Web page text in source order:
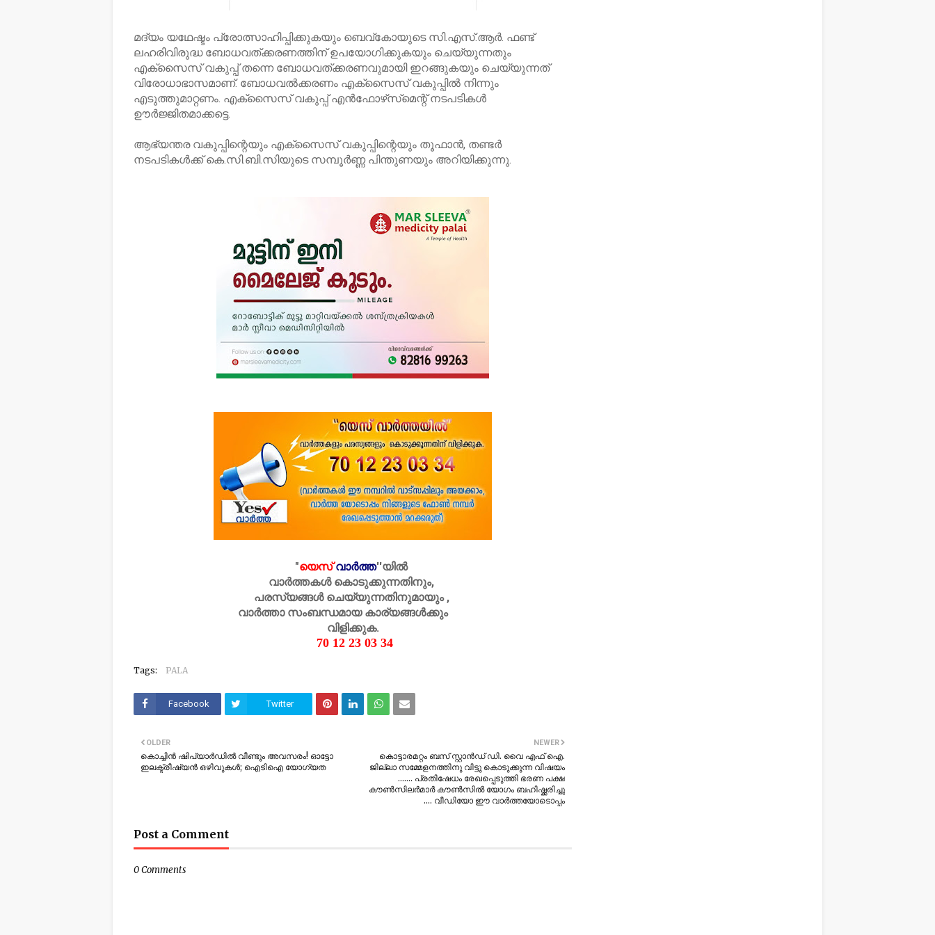
മദ്യം യഥേഷ്ടം പ്രോത്സാഹിപ്പിക്കുകയും ബെവ്‌കോയുടെ സി.എസ്.ആര്‍. ഫണ്ട്
ലഹരിവിരുദ്ധ ബോധവത്ക്കരണത്തിന് ഉപയോഗിക്കുകയും ചെയ്യുന്നതും
എക്‌സൈസ് വകുപ്പ് തന്നെ ബോധവത്ക്കരണവുമായി ഇറങ്ങുകയും ചെയ്യുന്നത്
വിരോധാഭാസമാണ്. ബോധവല്‍ക്കരണം എക്‌സൈസ് വകുപ്പില്‍ നിന്നും
എടുത്തുമാറ്റണം. എക്‌സൈസ് വകുപ്പ് എന്‍ഫോഴ്‌സ്‌മെന്റ് നടപടികള്‍
ഊര്‍ജ്ജിതമാക്കട്ടെ.
ആഭ്യന്തര വകുപ്പിന്റെയും എക്‌സൈസ് വകുപ്പിന്റെയും തൂഫാന്‍, തണ്ടര്‍
നടപടികള്‍ക്ക് കെ.സി.ബി.സിയുടെ സമ്പൂര്‍ണ്ണ പിന്തുണയും അറിയിക്കുന്നു.
"യെസ് വാർത്ത''യിൽ
വാർത്തകൾ കൊടുക്കുന്നതിനും,
പരസ്യങ്ങൾ ചെയ്യുന്നതിനുമായും ,
വാർത്താ സംബന്ധമായ കാര്യങ്ങൾക്കും
വിളിക്കുക.
70 12 23 03 34
Tags: PALA
Facebook Twitter
NEWER
കൊട്ടാരമറ്റം ബസ് സ്റ്റാൻഡ് ഡി. വൈ എഫ് ഐ.
ജില്ലാ സമ്മേളനത്തിനു വിട്ടു കൊടുക്കുന്ന വിഷയം
....... പ്രതിഷേധം രേഖപ്പെടുത്തി ഭരണ പക്ഷ
കൗൺസിലർമാർ കൗൺസിൽ യോഗം ബഹിഷ്ക്കരിച്ചു
.... വീഡിയോ ഈ വാർത്തയോടൊപ്പം
OLDER
കൊച്ചിൻ ഷിപ്‌യാർഡിൽ വീണ്ടും അവസരം! ഓട്ടോ
ഇലക്ട്രീഷ്യൻ ഒഴിവുകൾ; ഐടിഐ യോഗ്യത
Post a Comment
0 Comments